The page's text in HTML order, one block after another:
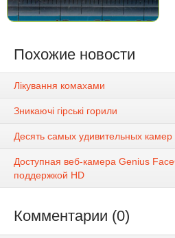
Похожие новости
Лікування комахами
Зникаючі гірські горили
Десять самых удивительных камер
Доступная веб-камера Genius
поддержкой HD
Комментарии (0)